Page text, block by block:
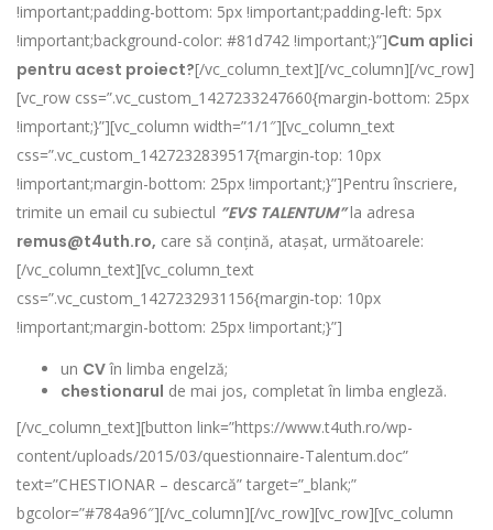
!important;padding-bottom: 5px !important;padding-left: 5px
!important;background-color: #81d742 !important;}”]Cum aplici
pentru acest proiect?[/vc_column_text][/vc_column][/vc_row]
[vc_row css=”.vc_custom_1427233247660{margin-bottom: 25px
!important;}”][vc_column width=”1/1″][vc_column_text
css=”.vc_custom_1427232839517{margin-top: 10px
!important;margin-bottom: 25px !important;}”]Pentru înscriere,
trimite un email cu subiectul ”EVS TALENTUM”la adresa
remus@t4uth.ro, care să conțină, atașat, următoarele:
[/vc_column_text][vc_column_text
css=”.vc_custom_1427232931156{margin-top: 10px
!important;margin-bottom: 25px !important;}”]
un CVîn limba engelză;
chestionarul de mai jos, completat în limba engleză.
[/vc_column_text][button link=”https://www.t4uth.ro/wp-
content/uploads/2015/03/questionnaire-Talentum.doc”
text=”CHESTIONAR – descarcă” target=”_blank;”
bgcolor=”#784a96″][/vc_column][/vc_row][vc_row][vc_column